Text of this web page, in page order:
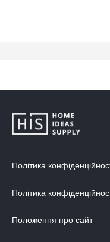
Політика
Політика
Положення про сайт